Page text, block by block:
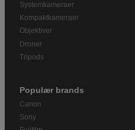
Systemkameraer
Kompaktkameraer
Objektiver
Droner
Tripods
Populær brands
Canon
Sony